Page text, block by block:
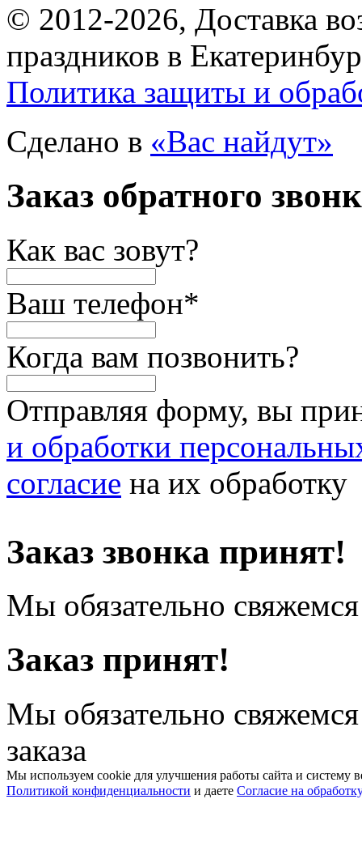
© 2012-2026, Доставка
праздников в
Политика защиты и
Сделано в «Вас найдут»
Заказ обратного
Как вас зовут?
Ваш телефон*
Когда вам позвонить?
Отправляя форму, вы
и обработки
согласие на их обработку
Заказ звонка принят!
Мы обязательно
Заказ принят!
Мы обязательно
заказа
Мы используем cookie для улучшения работы сайта и систему
Политикой конфиденциальности и даете Согласие на